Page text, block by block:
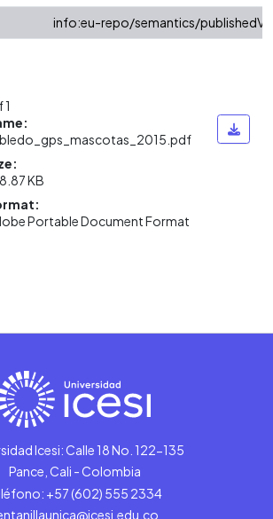
info:eu-repo/semantics/
1
KB
Portable Document Format
Icesi: Calle 18 No. 122-135
Pance, Cali - Colombia
+57 (602) 555 2334